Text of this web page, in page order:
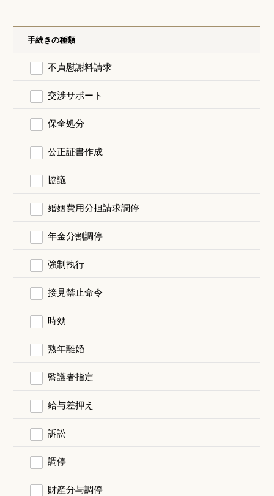
手続きの種類
不貞慰謝料請求
交渉サポート
保全処分
公正証書作成
協議
婚姻費用分担請求調停
年金分割調停
強制執行
接見禁止命令
時効
熟年離婚
監護者指定
給与差押え
訴訟
調停
財産分与調停